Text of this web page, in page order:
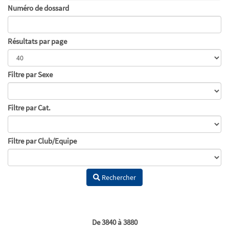
Numéro de dossard
Résultats par page
Filtre par Sexe
Filtre par Cat.
Filtre par Club/Equipe
Rechercher
De 3840 à 3880